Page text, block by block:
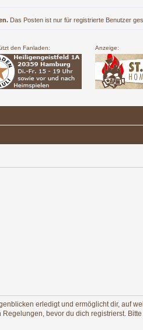
Das Posten ist nur für registrierte Benutzer
den Fanladen: Anzeige:
erledigt und ermöglicht dir, auf
bevor du dich registrierst.